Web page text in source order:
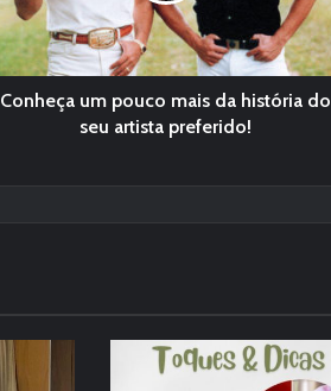
Conheça um pouco mais da história do
seu artista preferido!